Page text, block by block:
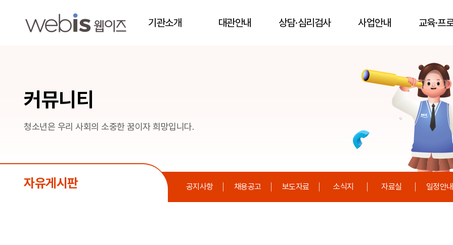
기관소개 대관안내 상담·심리검사 사업안내 교육·프
커뮤니티
청소년은 우리 사회의 소중한 꿈이자 희망입니다.
자유게시판 공지사항 채용공고 보도자료 소식지 자료실 일정안내